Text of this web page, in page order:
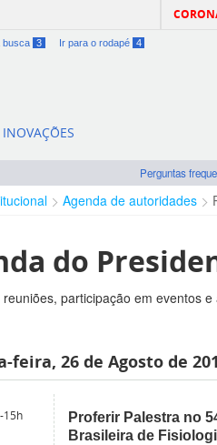
busca 3 Ir para o rodapé 4
Perguntas
Agenda de autoridades
do
participação em eventos
feira, 26 de Agosto de
15h
Proferir Palestra no
Brasileira de